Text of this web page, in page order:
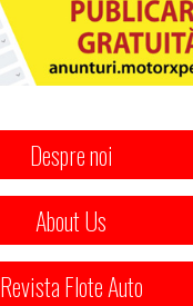
Despre noi
About Us
Revista Flote Auto